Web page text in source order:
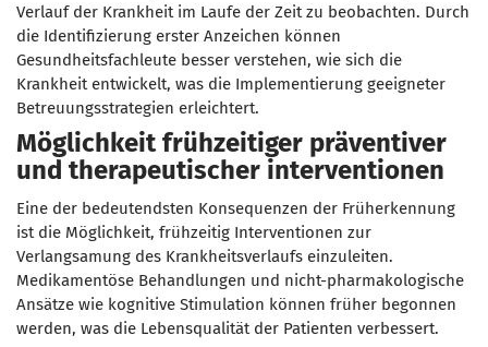
Verlauf der Krankheit im Laufe der Zeit zu beobachten. Durch
die Identifizierung erster Anzeichen können
Gesundheitsfachleute besser verstehen, wie sich die
Krankheit entwickelt, was die Implementierung geeigneter
Betreuungsstrategien erleichtert.
Möglichkeit frühzeitiger präventiver
und therapeutischer interventionen
Eine der bedeutendsten Konsequenzen der Früherkennung
ist die Möglichkeit, frühzeitig Interventionen zur
Verlangsamung des Krankheitsverlaufs einzuleiten.
Medikamentöse Behandlungen und nicht-pharmakologische
Ansätze wie kognitive Stimulation können früher begonnen
werden, was die Lebensqualität der Patienten verbessert.